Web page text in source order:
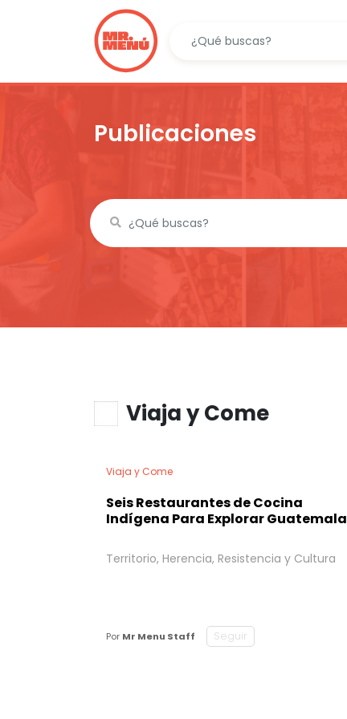
Publicaciones
Viaja y Come
Viaja y Come
Seis Restaurantes de Cocina
Indígena Para Explorar Guatemala
Territorio, Herencia, Resistencia y Cultura
Por Mr Menu Staff Seguir